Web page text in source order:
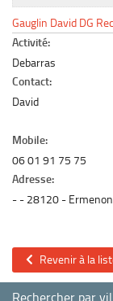
Le marché du
Insertion Annuaire
Contact
Gauglin David DG
Activité:
Debarras
Contact:
David
Mobile:
06 01 91 75 75
Adresse:
- 28120
Revenir à la
Rechercher par